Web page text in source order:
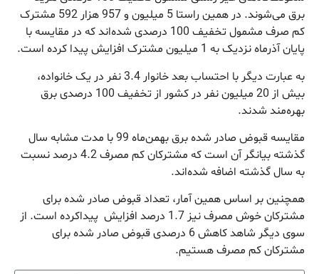
برق می‌شوند. در همین راستا 5 میلیون و 957 هزار 592 مشترک
کم صرف مشمول تخفیف 100 درصدی شده‌اند که در مقایسه با
پایان آذرماه نزدیک به 1 میلیون مشترک افزایش پیدا کرده است.
به عبارت دیگر با احتساب بعد خانوار 3.4 نفر در یک خانواده،
بیش از 20 میلیون نفر در کشور از تخفیف 100 درصدی برق
بهره‌مند شدند.
مقایسه قبوض صادر شده برق بهمن‌ماه 99 با مدت مشابه سال
گذشته بیانگر آن است که مشترکان کم مصرف 4.2 درصد نسبت
به سال گذشته اضافه شده‌اند.
همچنین بر اساس همین آمار، تعداد قبوض صادر شده برای
مشترکان خوش مصرف نیز 1.7 درصد افزایش پیداکرده است. از
سوی دیگر شاهد کاهش 6 درصدی قبوض صادر شده برای
مشترکان کم مصرف هستیم.